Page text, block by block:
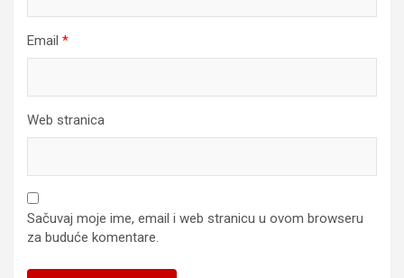
Email *
Web stranica
Sačuvaj moje ime, email i web stranicu u ovom browseru
za buduće komentare.